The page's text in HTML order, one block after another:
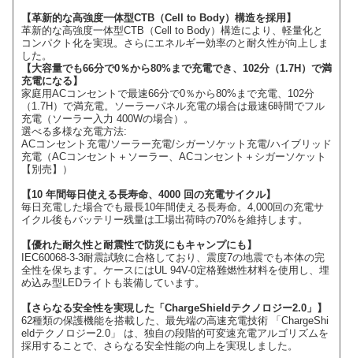
【革新的な高強度一体型CTB（Cell to Body）構造を採用】
革新的な高強度一体型CTB（Cell to Body）構造により、軽量化と
コンパクト化を実現。さらにエネルギー効率のと耐久性が向上しま
した。
【大容量でも66分で0％から80%まで充電でき、102分（1.7H）で満
充電になる】
家庭用ACコンセントで最速66分で0％から80%まで充電、102分
（1.7H）で満充電。ソーラーパネル充電の場合は最速6時間でフル
充電（ソーラー入力 400Wの場合）。
選べる多様な充電方法:
ACコンセント充電/ソーラー充電/シガーソケット充電/ハイブリッド
充電（ACコンセント＋ソーラー、ACコンセント＋シガーソケット
【別売】）
【10 年間毎日使える長寿命、4000 回の充電サイクル】
毎日充電した場合でも最長10年間使える長寿命。4,000回の充電サ
イクル後もバッテリー残量は工場出荷時の70%を維持します。
【優れた耐久性と耐震性で防災にもキャンプにも】
IEC60068-3-3耐震試験に合格しており、震度7の地震でも本体の完
全性を保ちます。ケースにはUL 94V-0定格難燃性材料を使用し、埋
め込み型LEDライトも装備しています。
【さらなる安全性を実現した「ChargeShieldテクノロジー2.0」】
62種類の保護機能を搭載した、最先端の高速充電技術 「ChargeShi
eldテクノロジー2.0」 は、独自の段階的可変速充電アルゴリズムを
採用することで、さらなる安全性能の向上を実現しました。